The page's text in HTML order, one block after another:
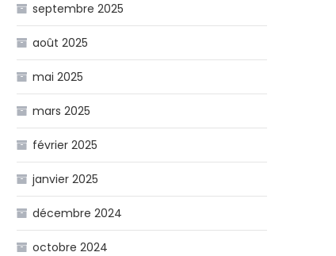
septembre 2025
août 2025
mai 2025
mars 2025
février 2025
janvier 2025
décembre 2024
octobre 2024